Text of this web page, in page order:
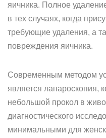
яичника. Полное
в тех случаях, когда
требующие удаления, а
повреждения яичника.
Современным методом
является лапароскопия,
небольшой прокол в
диагностического
минимальными для